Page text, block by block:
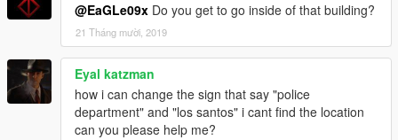
@EaGLe09x Do you get to go inside of that building?
21 Tháng mười, 2019
Eyal katzman
how i can change the sign that say "police
department" and "los santos" i cant find the location
can you please help me?